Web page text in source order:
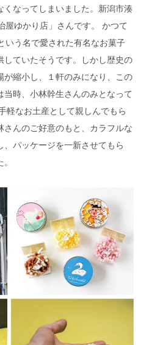
くなってしまいました。新潟市湊
ゆかり店」さんです。 かつて
いう名で愛された有名なお菓子
ていたそうです。しかし歴史の
縮小し、１軒のみになり、この
時、小林幹生さんのみとなって
軽なお土産として親しんでもら
んのご好意のもと、カラフルな
パッケージを一新させてもら